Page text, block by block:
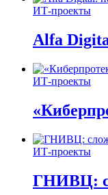
ИТ-проекты
Alfa
ИТ-проекты
ИТ-проекты
ГНИВЦ: